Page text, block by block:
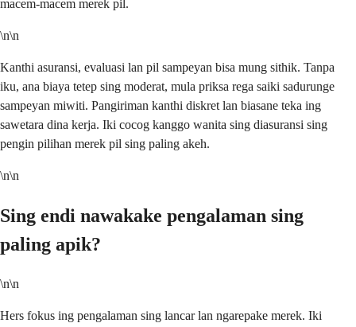
macem-macem merek pil.
\n\n
Kanthi asuransi, evaluasi lan pil sampeyan bisa mung sithik. Tanpa
iku, ana biaya tetep sing moderat, mula priksa rega saiki sadurunge
sampeyan miwiti. Pangiriman kanthi diskret lan biasane teka ing
sawetara dina kerja. Iki cocog kanggo wanita sing diasuransi sing
pengin pilihan merek pil sing paling akeh.
\n\n
Sing endi nawakake pengalaman sing
paling apik?
\n\n
Hers fokus ing pengalaman sing lancar lan ngarepake merek. Iki